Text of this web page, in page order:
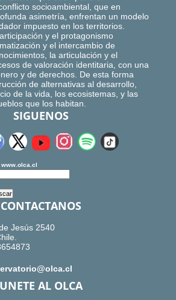
socioambiental, que en
asimetría, enfrentan un modelo
impuesto en los territorios.
y el protagonismo
y el intercambio de
la articulación y el
de valoración identitaria, con una
y de derechos. De esta forma
de alternativas al desarrollo,
de la vida, los ecosistemas, y las
que los habitan.
SIGUENOS
www.olca.cl
CONTACTANOS
Jesús 2540
UNETE AL OLCA